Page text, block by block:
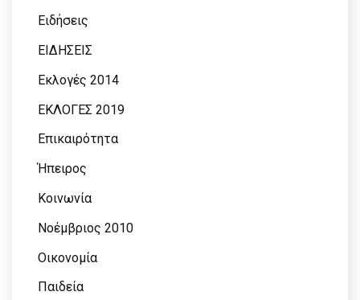
Ειδήσεις
ΕΙΔΗΣΕΙΣ
Εκλογές 2014
ΕΚΛΟΓΕΣ 2019
Επικαιρότητα
Ήπειρος
Κοινωνία
Νοέμβριος 2010
Οικονομία
Παιδεία